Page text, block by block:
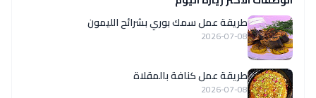
طريقة عمل سمك بوري بشرائح الليمون
2026-07-08
طريقة عمل كنافة بالمقلاة
2026-07-08